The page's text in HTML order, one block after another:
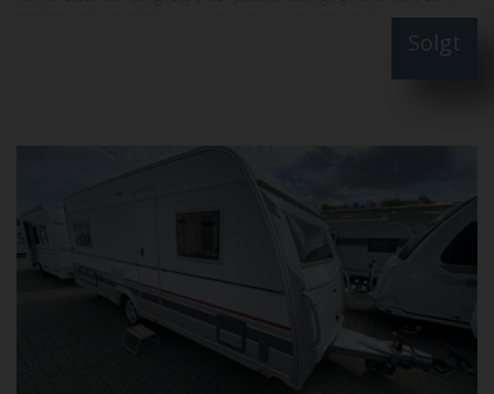
opbevaringsplads. Forrest i vognen finder man en hyggelig
rundsiddegruppe med opbevaringsrum under sæderne. Her er
der god plads til både afslapning, måltider og hyggelige aftener.
håndvask, arbejdslys og stikkontakter til køkkenapparater.
Dometic-køleskab på 150 liter, inklusive en fryseboks på 26 liter.
opbevaringsplads under sengene. Serviceklapper på begge sider
giver nem adgang til opbevaringen udefra. Et gardin gør det
muligt at adskille soveafdelingen fra resten af vognen.
Badeværelset er indrettet med Thetford-toilet, håndvask og
brusebund. Vognen har desuden aircondition, Trumatic-
varmeanlæg med blæsevarme samt vinduer med myggenet og
Solgt